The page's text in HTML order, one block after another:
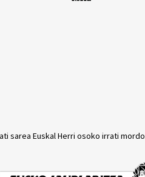
sarea Euskal Herri osoko irrati